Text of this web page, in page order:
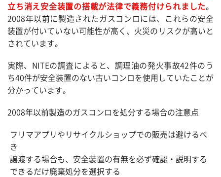
立ち消え安全装置の搭載が法律で義務付けられました。
2008年以前に製造されたガスコンロには、これらの安全
装置が付いていない可能性が高く、火災のリスクが高いと
されています。
実際、NITEの調査によると、調理油の発火事故42件のう
ち40件が安全装置のない古いコンロを使用していたことが
分かっています。
2008年以前製造のガスコンロを処分する場合の注意点
フリマアプリやリサイクルショップでの販売は避けるべ
き
譲渡する場合も、安全装置の有無を必ず確認・説明する
できるだけ廃棄処分を選択する